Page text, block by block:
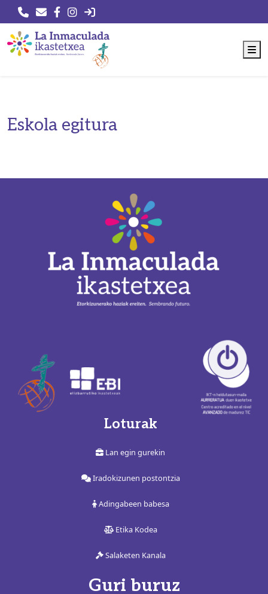
Eskola egitura
Loturak
Lan egin gurekin
Iradokizunen postontzia
Adingabeen babesa
Etika Kodea
Salaketen Kanala
Guri buruz